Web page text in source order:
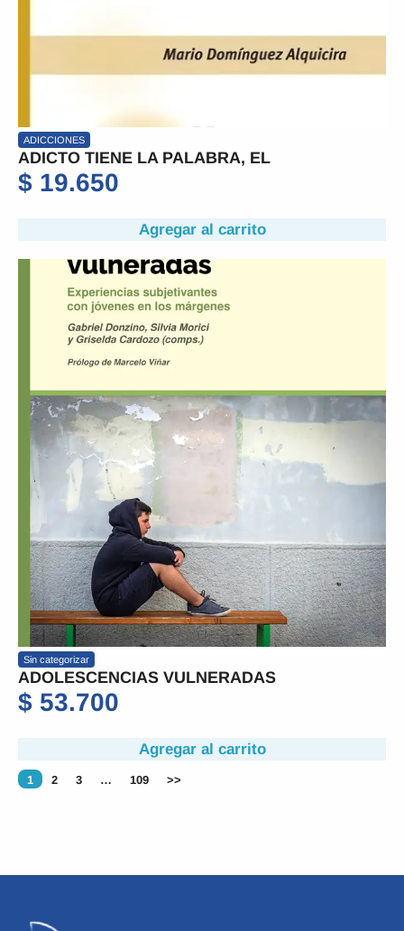
ADICCIONES
ADICTO TIENE LA PALABRA, EL
$ 19.650
Agregar al carrito
Sin categorizar
ADOLESCENCIAS VULNERADAS
$ 53.700
Agregar al carrito
1 2 3 … 109 >>